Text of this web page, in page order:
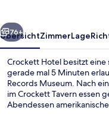
Weiter
76+
ÜbersichtZimmerLage
Crockett Hotel besitzt eine
gerade mal 5 Minuten
Records Museum. Nach
im Crockett Tavern essen
Abendessen